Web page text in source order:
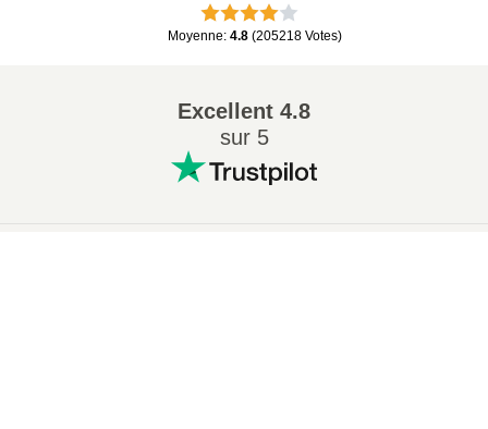
Moyenne: 4.8 (205218 Votes)
Excellent 4.8
sur 5